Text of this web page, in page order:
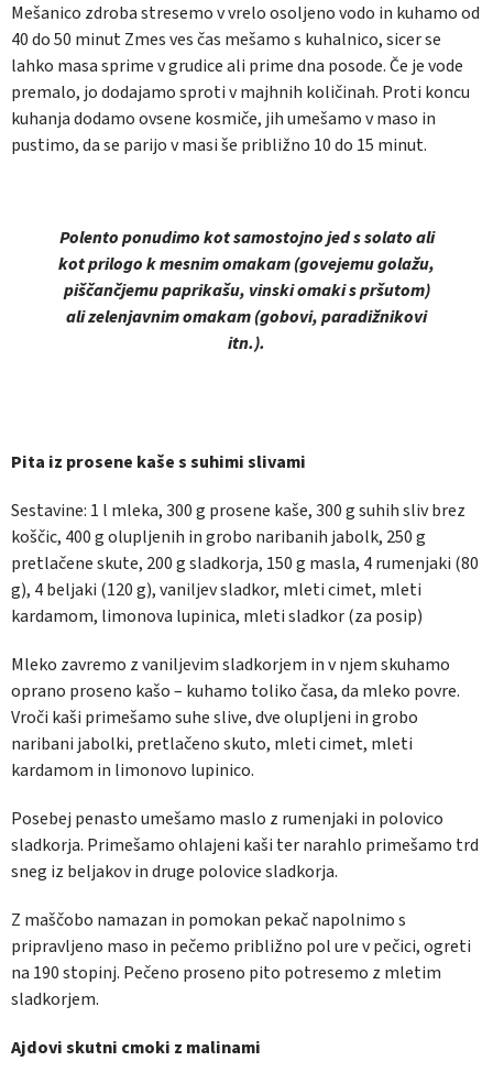
Mešanico zdroba stresemo v vrelo osoljeno vodo in kuhamo od
40 do 50 minut Zmes ves čas mešamo s kuhalnico, sicer se
lahko masa sprime v grudice ali prime dna posode. Če je vode
premalo, jo dodajamo sproti v majhnih količinah. Proti koncu
kuhanja dodamo ovsene kosmiče, jih umešamo v maso in
pustimo, da se parijo v masi še približno 10 do 15 minut.
Polento ponudimo kot samostojno jed s solato ali
kot prilogo k mesnim omakam (govejemu golažu,
piščančjemu paprikašu, vinski omaki s pršutom)
ali zelenjavnim omakam (gobovi, paradižnikovi
itn.).
Pita iz prosene kaše s suhimi slivami
Sestavine: 1 l mleka, 300 g prosene kaše, 300 g suhih sliv brez
koščic, 400 g olupljenih in grobo naribanih jabolk, 250 g
pretlačene skute, 200 g sladkorja, 150 g masla, 4 rumenjaki (80
g), 4 beljaki (120 g), vaniljev sladkor, mleti cimet, mleti
kardamom, limonova lupinica, mleti sladkor (za posip)
Mleko zavremo z vaniljevim sladkorjem in v njem skuhamo
oprano proseno kašo – kuhamo toliko časa, da mleko povre.
Vroči kaši primešamo suhe slive, dve olupljeni in grobo
naribani jabolki, pretlačeno skuto, mleti cimet, mleti
kardamom in limonovo lupinico.
Posebej penasto umešamo maslo z rumenjaki in polovico
sladkorja. Primešamo ohlajeni kaši ter narahlo primešamo trd
sneg iz beljakov in druge polovice sladkorja.
Z maščobo namazan in pomokan pekač napolnimo s
pripravljeno maso in pečemo približno pol ure v pečici, ogreti
na 190 stopinj. Pečeno proseno pito potresemo z mletim
sladkorjem.
Ajdovi skutni cmoki z malinami